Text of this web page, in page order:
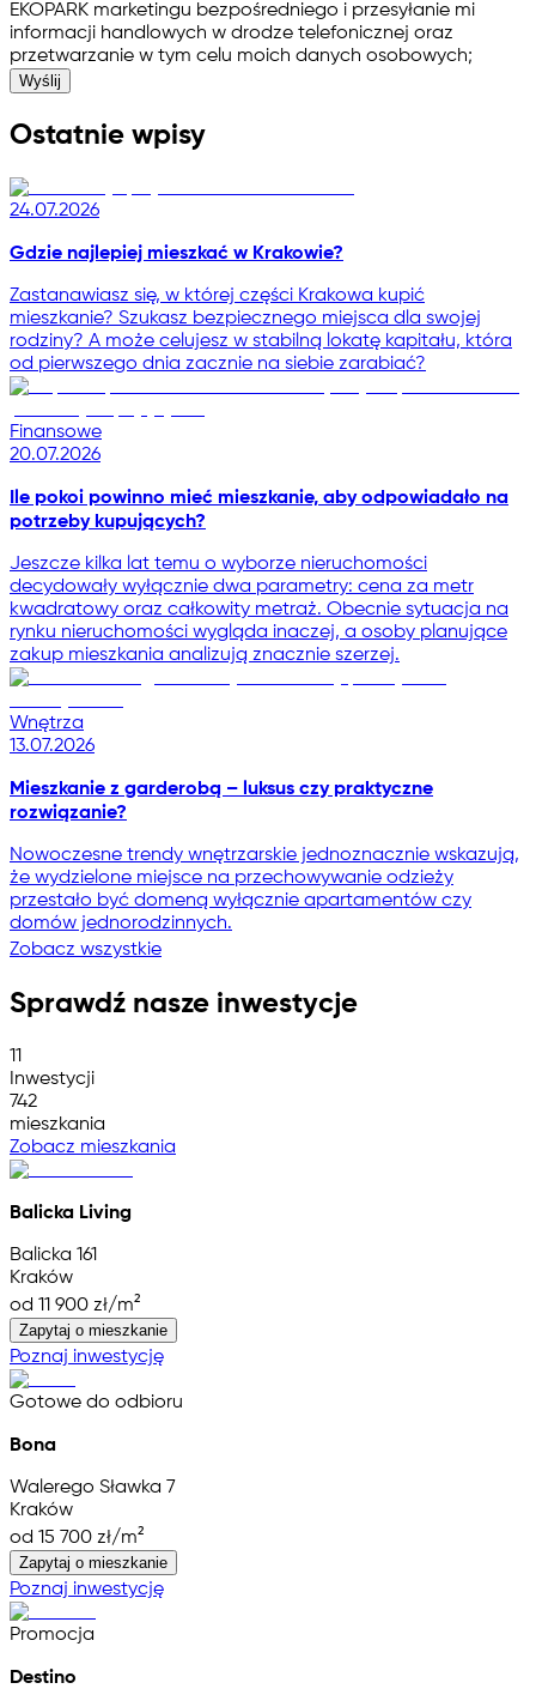
EKOPARK marketingu bezpośredniego i przesyłanie mi
informacji handlowych w drodze telefonicznej oraz
przetwarzanie w tym celu moich danych osobowych;
Wyślij
Ostatnie wpisy
24.07.2026
Gdzie najlepiej mieszkać w Krakowie?
Zastanawiasz się, w której części Krakowa kupić
mieszkanie? Szukasz bezpiecznego miejsca dla swojej
rodziny? A może celujesz w stabilną lokatę kapitału, która
od pierwszego dnia zacznie na siebie zarabiać?
Finansowe
20.07.2026
Ile pokoi powinno mieć mieszkanie, aby odpowiadało na
potrzeby kupujących?
Jeszcze kilka lat temu o wyborze nieruchomości
decydowały wyłącznie dwa parametry: cena za metr
kwadratowy oraz całkowity metraż. Obecnie sytuacja na
rynku nieruchomości wygląda inaczej, a osoby planujące
zakup mieszkania analizują znacznie szerzej.
Wnętrza
13.07.2026
Mieszkanie z garderobą – luksus czy praktyczne
rozwiązanie?
Nowoczesne trendy wnętrzarskie jednoznacznie wskazują,
że wydzielone miejsce na przechowywanie odzieży
przestało być domeną wyłącznie apartamentów czy
domów jednorodzinnych.
Zobacz wszystkie
Sprawdź nasze inwestycje
11
Inwestycji
742
mieszkania
Zobacz mieszkania
Balicka Living
Balicka 161
Kraków
od 11 900 zł/m²
Zapytaj o mieszkanie
Poznaj inwestycję
Gotowe do odbioru
Bona
Walerego Sławka 7
Kraków
od 15 700 zł/m²
Zapytaj o mieszkanie
Poznaj inwestycję
Promocja
Destino